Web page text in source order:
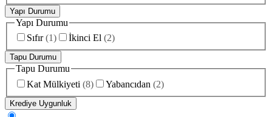
Yapı Durumu
Yapı Durumu
Sıfır (1) İkinci El (2)
Tapu Durumu
Tapu Durumu
Kat Mülkiyeti (8) Yabancıdan (2)
Krediye Uygunluk